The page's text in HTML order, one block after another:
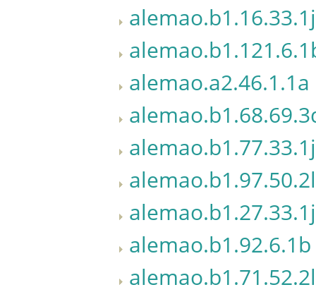
alemao.b1.16.33.1j
alemao.a2.46.1.1a
alemao.b1.77.33.1j
alemao.b1.97.50.2l
alemao.b1.27.33.1j
alemao.b1.92.6.1b
alemao.b1.71.52.2l